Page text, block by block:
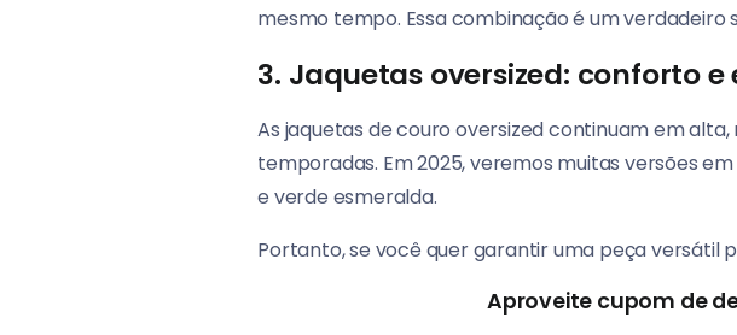
mesmo tempo. Essa combinação é um verdadeiro
3. Jaquetas oversized: conforto e
As jaquetas de couro oversized continuam em
temporadas. Em 2025, veremos muitas versões
e verde esmeralda.
Portanto, se você quer garantir uma peça versátil
Aproveite cupom de